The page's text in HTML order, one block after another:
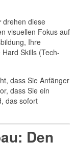
drehen diese
visuellen Fokus auf
Ihre
Skills (Tech-
dass Sie Anfänger
dass Sie ein
das sofort
Den